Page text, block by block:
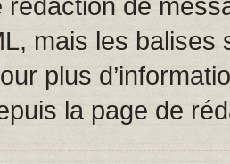
mais les
plus
la page de